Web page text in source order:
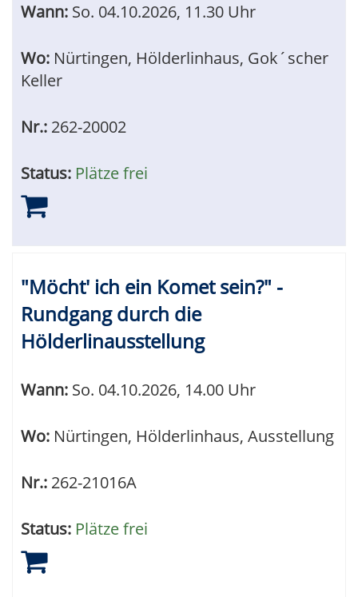
Wann: So. 04.10.2026, 11.30 Uhr
Wo: Nürtingen, Hölderlinhaus, Gok´scher
Keller
Nr.: 262-20002
Status: Plätze frei
"Möcht' ich ein Komet sein?" -
Rundgang durch die
Hölderlinausstellung
Wann: So. 04.10.2026, 14.00 Uhr
Wo: Nürtingen, Hölderlinhaus, Ausstellung
Nr.: 262-21016A
Status: Plätze frei